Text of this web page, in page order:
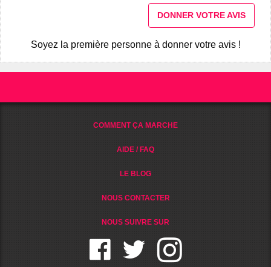
DONNER VOTRE AVIS
Soyez la première personne à donner votre avis !
COMMENT ÇA MARCHE
AIDE / FAQ
LE BLOG
NOUS CONTACTER
NOUS SUIVRE SUR